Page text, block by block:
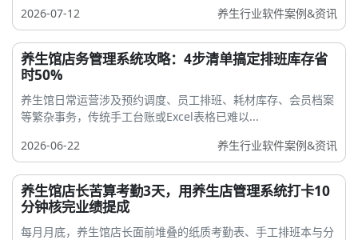
2026-07-12
养生行业软件案例&资讯
养生馆店务管理系统攻略：4步清单搞定排班库存省
时50%
养生馆日常运营涉及预约调度、员工排班、耗材库存、会员档案
等繁杂事务，传统手工台账或Excel表格已难以...
2026-06-22
养生行业软件案例&资讯
养生馆店长苦算考勤3天，用养生店管理系统打卡10
分钟核完业绩提成
每月月底，养生馆店长面前堆叠的纸质考勤表、手工排班本与分